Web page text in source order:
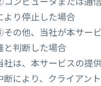
より停止した場合
の他、当社が本サー
と判断した場合
社は、本サービスの提
断により、クライアン